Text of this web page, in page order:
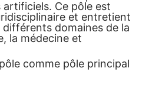
artificiels. Ce pôle est
et entretient
domaines de la
la médecine et
comme pôle principal